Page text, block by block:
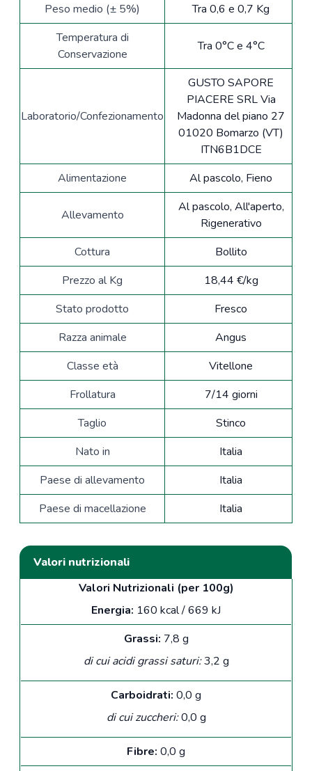
Peso medio (± 5%)
Tra 0,6 e 0,7 Kg
Temperatura di
Conservazione
Tra 0°C e 4°C
Laboratorio/Confezionamento
GUSTO SAPORE
PIACERE SRL Via
Madonna del piano 27
01020 Bomarzo (VT)
ITN6B1DCE
Alimentazione
Al pascolo, Fieno
Allevamento
Al pascolo, All'aperto,
Rigenerativo
Cottura
Bollito
Prezzo al Kg
18,44 €/kg
Stato prodotto
Fresco
Razza animale
Angus
Classe età
Vitellone
Frollatura
7/14 giorni
Taglio
Stinco
Nato in
Italia
Paese di allevamento
Italia
Paese di macellazione
Italia
Valori nutrizionali
Valori Nutrizionali (per 100g)
Energia: 160 kcal / 669 kJ
Grassi: 7,8 g
di cui acidi grassi saturi:3,2 g
Carboidrati: 0,0 g
di cui zuccheri:0,0 g
Fibre: 0,0 g